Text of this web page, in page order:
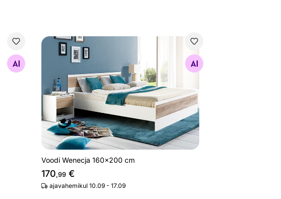
Voodi Wenecja 160x200 cm
Otsi sarnaseid
Voodi Wenecja 160x200 cm
170,99€
ajavahemikul 10.09 - 17.09